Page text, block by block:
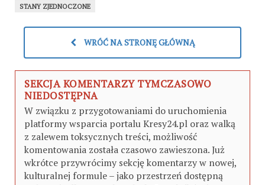
STANY ZJEDNOCZONE
WRÓĆ NA STRONĘ GŁÓWNĄ
SEKCJA KOMENTARZY TYMCZASOWO
NIEDOSTĘPNA
W związku z przygotowaniami do uruchomienia
platformy wsparcia portalu Kresy24.pl oraz walką
z zalewem toksycznych treści, możliwość
komentowania została czasowo zawieszona. Już
wkrótce przywrócimy sekcję komentarzy w nowej,
kulturalnej formule – jako przestrzeń dostępną